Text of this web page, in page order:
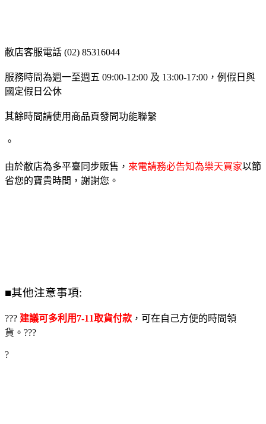
敝店客服電話 (02) 85316044
服務時間為週一至週五 09:00-12:00 及 13:00-17:00，例假日與
國定假日公休
其餘時間請使用商品頁發問功能聯繫
。
由於敝店為多平臺同步販售， 來電請務必告知為樂天買家以節
省您的寶貴時間，謝謝您。
■其他注意事項:
??? 建議可多利用7-11取貨付款 ，可在自己方便的時間領
貨。???
?